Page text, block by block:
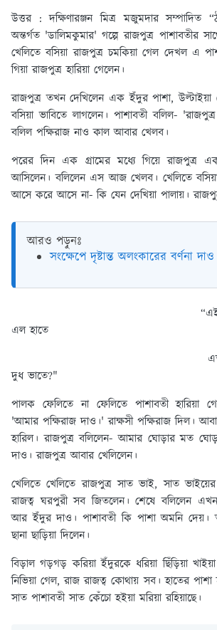
উত্তর : দক্ষিণারঞ্জন মিত্র মজুমদার সম্পাদিত
অন্তর্গত 'ডালিমকুমার' গল্পে রাজপুত্র পাশাবতীর
খেলিতে বসিয়া রাজপুত্র চমকিয়া গেল দেখল এ
গিয়া রাজপুত্র হারিয়া গেলেন।
রাজপুত্র তখন দেখিলেন এক ইঁদুর পাশা,
বসিয়া ভাবিতে লাগলেন। পাশাবতী বলিল-
বলিল পক্ষিরাজ নাও কাল আবার খেলব।
পরের দিন এক গ্রামের মধ্যে গিয়ে রাজপুত্র এক
আসিলেন। বলিলেন এস আজ খেলব। খেলিতে
আসে করে আসে না- কি যেন দেখিয়া পালায়।
আরও পড়ুনঃ
সংক্ষেপে দৃষ্টান্ত অলংকারের বর্ণনা দাও
“এই হাতে ছিল
এল হাতে
এত দিন ছিলে
দুধ ভাতে?"
পালক ফেলিতে না ফেলিতে পাশাবতী হারিয়া
'আমার পক্ষিরাজ দাও।' রাক্ষসী পক্ষিরাজ দিল।
হারিল। রাজপুত্র বলিলেন- আমার ঘোড়ার মত
দাও। রাজপুত্র আবার খেলিলেন।
খেলিতে খেলিতে রাজপুত্র সাত ভাই, সাত
রাজত্ব ঘরপুরী সব জিতলেন। শেষে বলিলেন
আর ইঁদুর দাও। পাশাবতী কি পাশা অমনি দেয়।
ছানা ছাড়িয়া দিলেন।
বিড়াল গড়গড় করিয়া ইঁদুরকে ধরিয়া ছিঁড়িয়া
নিভিয়া গেল, রাজ রাজত্ব কোথায় সব। হাতের পাশা
সাত পাশাবতী সাত কেঁচো হইয়া মরিয়া রহিয়াছে।